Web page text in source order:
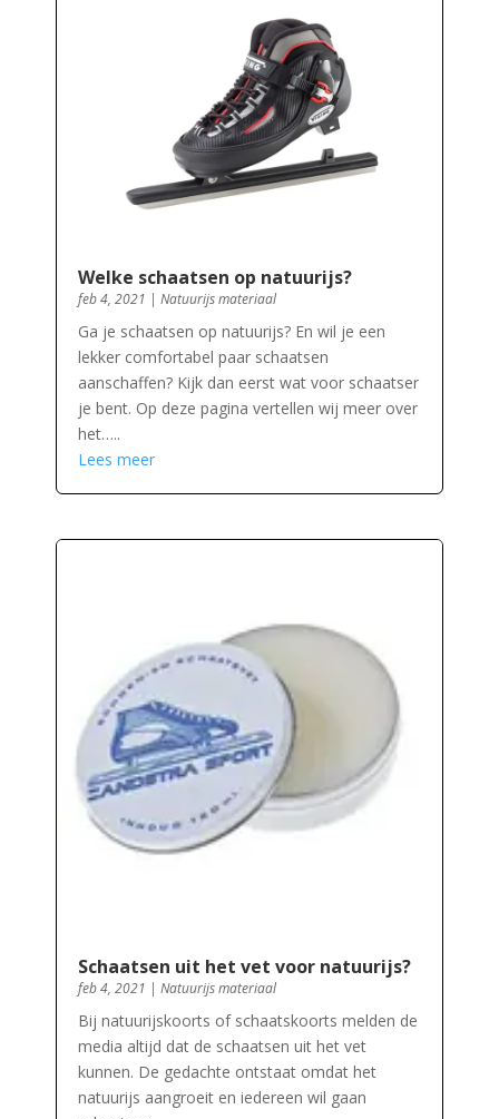
Welke schaatsen op natuurijs?
feb 4, 2021 | Natuurijs materiaal
Ga je schaatsen op natuurijs? En wil je een
lekker comfortabel paar schaatsen
aanschaffen? Kijk dan eerst wat voor schaatser
je bent. Op deze pagina vertellen wij meer over
het…..
Lees meer
Schaatsen uit het vet voor natuurijs?
feb 4, 2021 | Natuurijs materiaal
Bij natuurijskoorts of schaatskoorts melden de
media altijd dat de schaatsen uit het vet
kunnen. De gedachte ontstaat omdat het
natuurijs aangroeit en iedereen wil gaan